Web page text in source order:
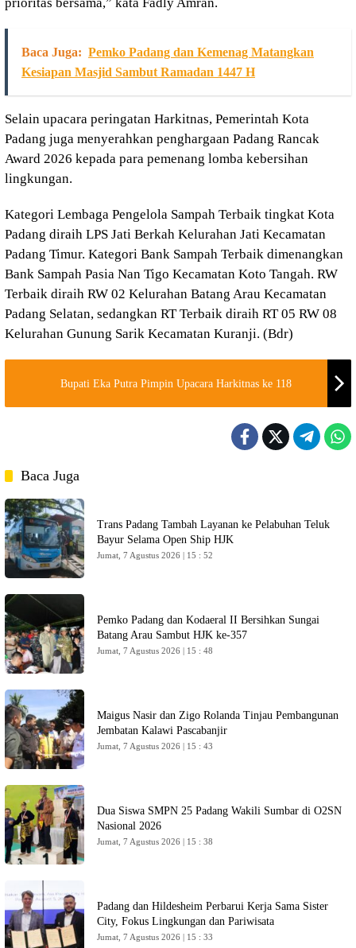
Baca Juga: Pemko Padang dan Kemenag Matangkan
Kesiapan Masjid Sambut Ramadan 1447 H
Selain upacara peringatan Harkitnas, Pemerintah Kota
Padang juga menyerahkan penghargaan Padang Rancak
Award 2026 kepada para pemenang lomba kebersihan
lingkungan.
Kategori Lembaga Pengelola Sampah Terbaik tingkat Kota
Padang diraih LPS Jati Berkah Kelurahan Jati Kecamatan
Padang Timur. Kategori Bank Sampah Terbaik dimenangkan
Bank Sampah Pasia Nan Tigo Kecamatan Koto Tangah. RW
Terbaik diraih RW 02 Kelurahan Batang Arau Kecamatan
Padang Selatan, sedangkan RT Terbaik diraih RT 05 RW 08
Kelurahan Gunung Sarik Kecamatan Kuranji. (Bdr)
Bupati Eka Putra Pimpin Upacara Harkitnas ke 118
Baca Juga
Trans Padang Tambah Layanan ke Pelabuhan Teluk
Bayur Selama Open Ship HJK
Jumat, 7 Agustus 2026 | 15 : 52
Pemko Padang dan Kodaeral II Bersihkan Sungai
Batang Arau Sambut HJK ke-357
Jumat, 7 Agustus 2026 | 15 : 48
Maigus Nasir dan Zigo Rolanda Tinjau Pembangunan
Jembatan Kalawi Pascabanjir
Jumat, 7 Agustus 2026 | 15 : 43
Dua Siswa SMPN 25 Padang Wakili Sumbar di O2SN
Nasional 2026
Jumat, 7 Agustus 2026 | 15 : 38
Padang dan Hildesheim Perbarui Kerja Sama Sister
City, Fokus Lingkungan dan Pariwisata
Jumat, 7 Agustus 2026 | 15 : 33